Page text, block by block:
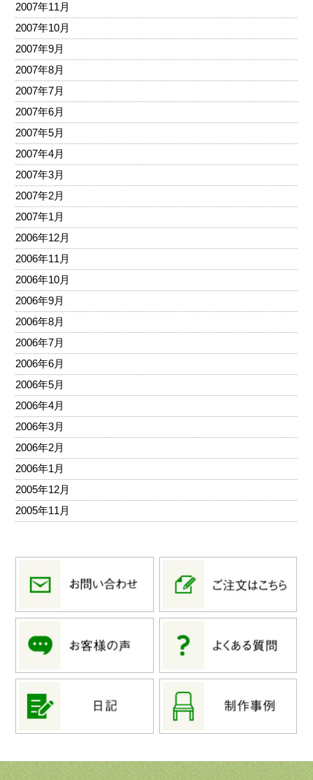
2007年11月
2007年10月
2007年9月
2007年8月
2007年7月
2007年6月
2007年5月
2007年4月
2007年3月
2007年2月
2007年1月
2006年12月
2006年11月
2006年10月
2006年9月
2006年8月
2006年7月
2006年6月
2006年5月
2006年4月
2006年3月
2006年2月
2006年1月
2005年12月
2005年11月